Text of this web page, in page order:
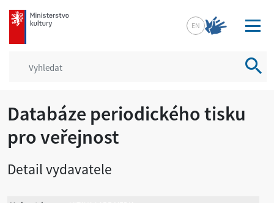
mkcr.cz
EN
Databáze periodického tisku
pro veřejnost
Detail vydavatele